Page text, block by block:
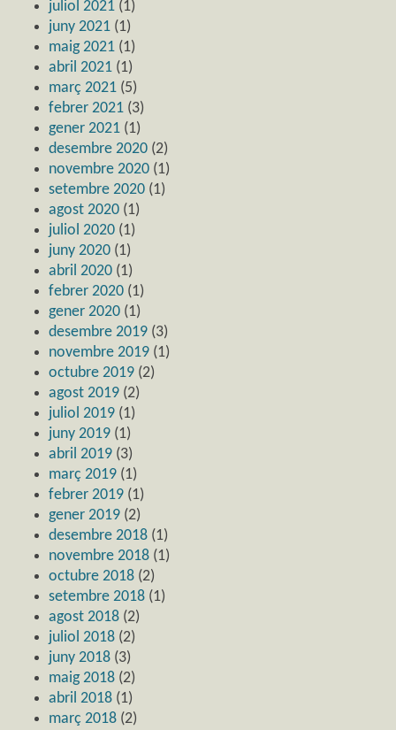
juliol 2021 (1)
juny 2021 (1)
maig 2021 (1)
abril 2021 (1)
març 2021 (5)
febrer 2021 (3)
gener 2021 (1)
desembre 2020 (2)
novembre 2020 (1)
setembre 2020 (1)
agost 2020 (1)
juliol 2020 (1)
juny 2020 (1)
abril 2020 (1)
febrer 2020 (1)
gener 2020 (1)
desembre 2019 (3)
novembre 2019 (1)
octubre 2019 (2)
agost 2019 (2)
juliol 2019 (1)
juny 2019 (1)
abril 2019 (3)
març 2019 (1)
febrer 2019 (1)
gener 2019 (2)
desembre 2018 (1)
novembre 2018 (1)
octubre 2018 (2)
setembre 2018 (1)
agost 2018 (2)
juliol 2018 (2)
juny 2018 (3)
maig 2018 (2)
abril 2018 (1)
març 2018 (2)